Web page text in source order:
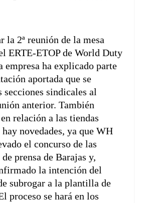
la 2ª reunión de la mesa
ERTE-ETOP de World Duty
empresa ha explicado parte
aportada que se
sindicales al
anterior. También
relación a las tiendas
novedades, ya que WH
el concurso de las
prensa de Barajas y,
la intención del
subrogar a la plantilla de
proceso se hará en los